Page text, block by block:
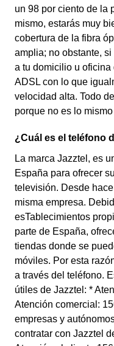
un 98 por ciento de la
mismo, estarás muy
cobertura de la fibra
amplia; no obstante,
a tu domicilio u oficina
ADSL con lo que
velocidad alta. Todo
porque no es lo
¿Cuál es el teléfono
La marca Jazztel, es
España para ofrecer
televisión. Desde
misma empresa.
esTablecimientos
parte de España,
tiendas donde se
móviles. Por esta
a través del teléfono.
útiles de Jazztel: *
Atención comercial:
empresas y
contratar con Jazztel